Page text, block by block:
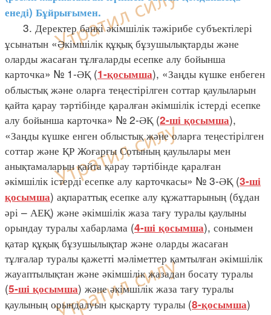
енеді) Бұйрығымен.
3. Деректер банкі әкімшілік тәжірибе субъектілері
ұсынатын «Әкімшілік құқық бұзушылықтарды және
оларды жасаған тұлғаларды есепке алу бойынша
карточка» № 1-ӘҚ (1-қосымша), «Заңды күшке енбеген
облыстық және оларға теңестірілген соттар қаулыларын
қайта қарау тәртібінде қаралған әкімшілік істерді есепке
алу бойынша карточка» № 2-ӘҚ (2-ші қосымша),
«Заңды күшке енген облыстық және оларға теңестірілген
соттар және ҚР Жоғарғы Сотының қаулылары мен
анықтамаларын қайта қарау тәртібінде қаралған
әкімшілік істерді есепке алу карточкасы» № 3-ӘҚ (3-ші
қосымша) ақпараттық есепке алу құжаттарының (бұдан
әрі – АЕҚ) және әкімшілік жаза тағу туралы қаулыны
орындау туралы хабарлама (4-ші қосымша), сонымен
қатар құқық бұзушылықтар және оларды жасаған
тұлғалар туралы қажетті мәліметтер қамтылған әкімшілік
жауаптылықтан және әкімшілік жазадан босату туралы
(5-ші қосымша) және әкімшілік жаза тағу туралы
қаулының орындалуын қысқарту туралы (8-қосымша)